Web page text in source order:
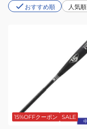
おすすめ順 人気順
15%OFFクーポン SALE